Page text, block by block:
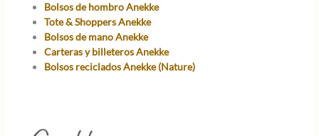
Bolsos de hombro Anekke
Tote & Shoppers Anekke
Bolsos de mano Anekke
Carteras y billeteros Anekke
Bolsos reciclados Anekke (Nature)